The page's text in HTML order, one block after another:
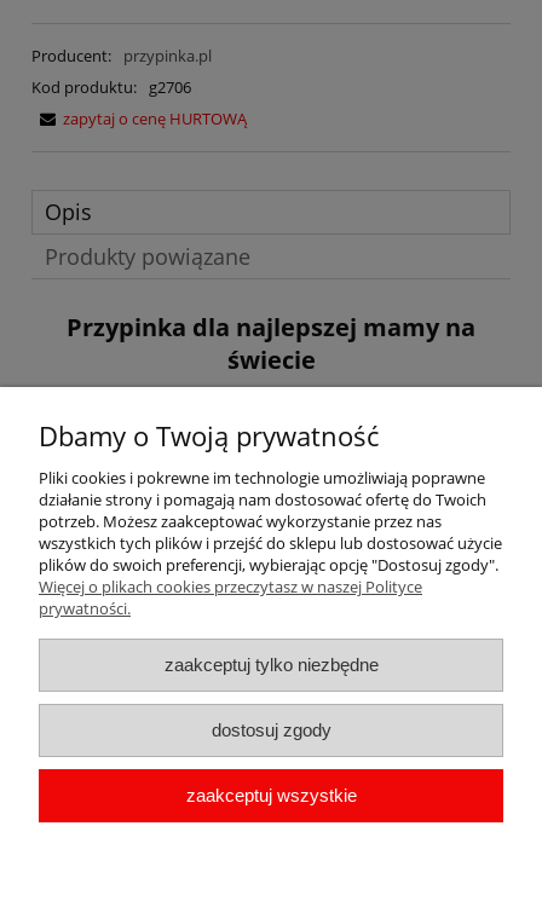
Producent:
przypinka.pl
Kod produktu:
g2706
zapytaj o cenę HURTOWĄ
Opis
Produkty powiązane
Przypinka dla najlepszej mamy na
świecie
Święto to obchodzone jest na całym świecie, jednak w różnych
Pomoc
Płatności i dostawa
Informacje
O nas
Dbamy o Twoją prywatność
Pliki cookies i pokrewne im technologie umożliwiają poprawne
działanie strony i pomagają nam dostosować ofertę do Twoich
potrzeb. Możesz zaakceptować wykorzystanie przez nas
wszystkich tych plików i przejść do sklepu lub dostosować użycie
plików do swoich preferencji, wybierając opcję "Dostosuj zgody".
Więcej o plikach cookies przeczytasz w naszej Polityce
prywatności.
zaakceptuj tylko niezbędne
dostosuj zgody
zaakceptuj wszystkie